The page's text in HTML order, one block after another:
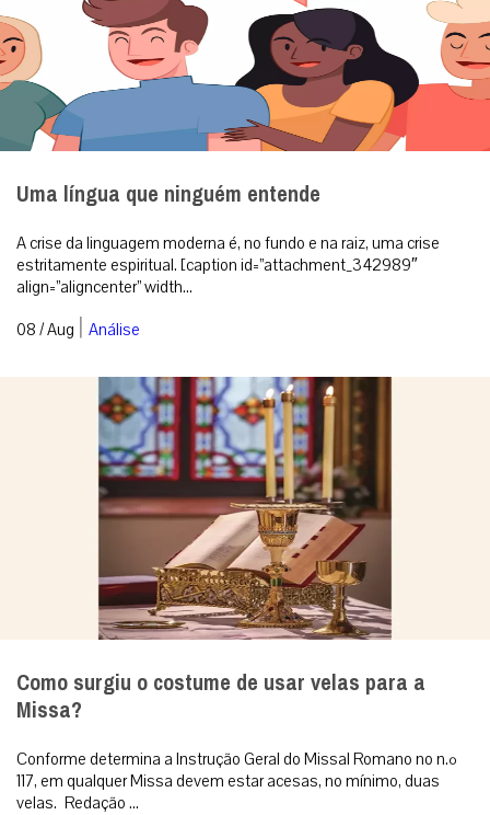
Uma língua que ninguém entende
A crise da linguagem moderna é, no fundo e na raiz, uma crise
estritamente espiritual. [caption id=”attachment_342989″
align=”aligncenter” width...
08 / Aug | Análise
Como surgiu o costume de usar velas para a
Missa?
Conforme determina a Instrução Geral do Missal Romano no n.º
117, em qualquer Missa devem estar acesas, no mínimo, duas
velas. Redação ...